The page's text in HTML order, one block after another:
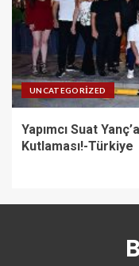
UNCATEGORIZED
Yapımcı Suat
Kutlaması!-Türkiye